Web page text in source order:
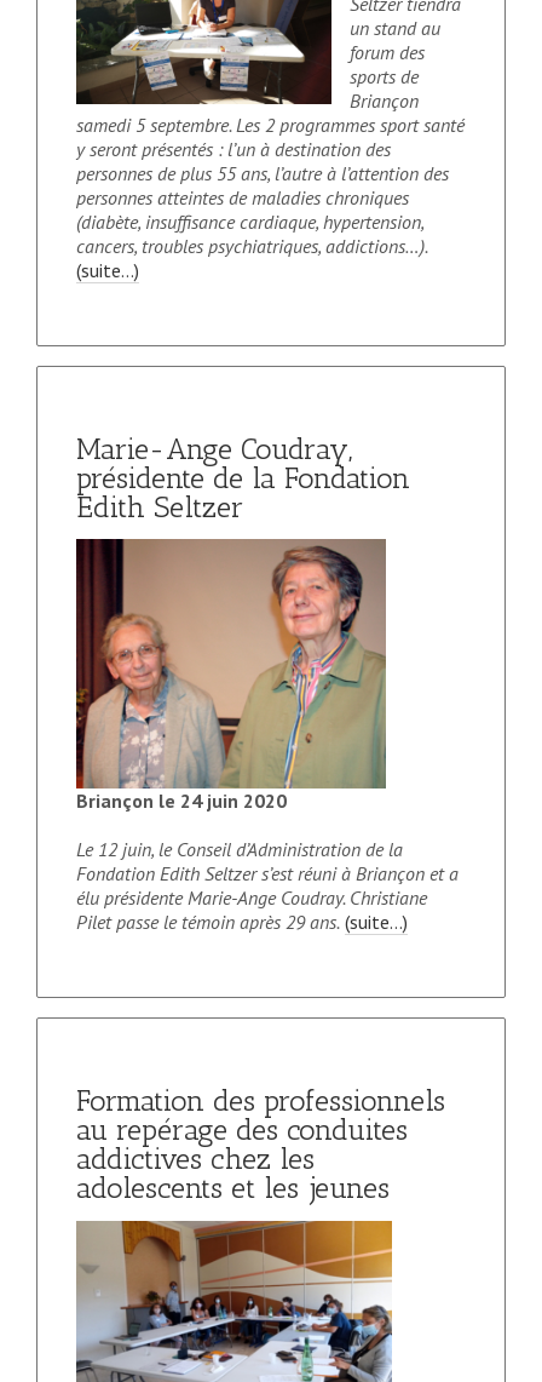
un stand au
forum des
sports de
Briançon
samedi 5 septembre. Les 2 programmes sport santé
y seront présentés : l’un à destination des
personnes de plus 55 ans, l’autre à l’attention des
personnes atteintes de maladies chroniques
(diabète, insuffisance cardiaque, hypertension,
cancers, troubles psychiatriques, addictions…).
(suite…)
Marie-Ange Coudray,
présidente de la Fondation
Edith Seltzer
Briançon le 24 juin 2020
Le 12 juin, le Conseil d’Administration de la
Fondation Edith Seltzer s’est réuni à Briançon et a
élu présidente Marie-Ange Coudray. Christiane
Pilet passe le témoin après 29 ans. (suite…)
Formation des professionnels
au repérage des conduites
addictives chez les
adolescents et les jeunes